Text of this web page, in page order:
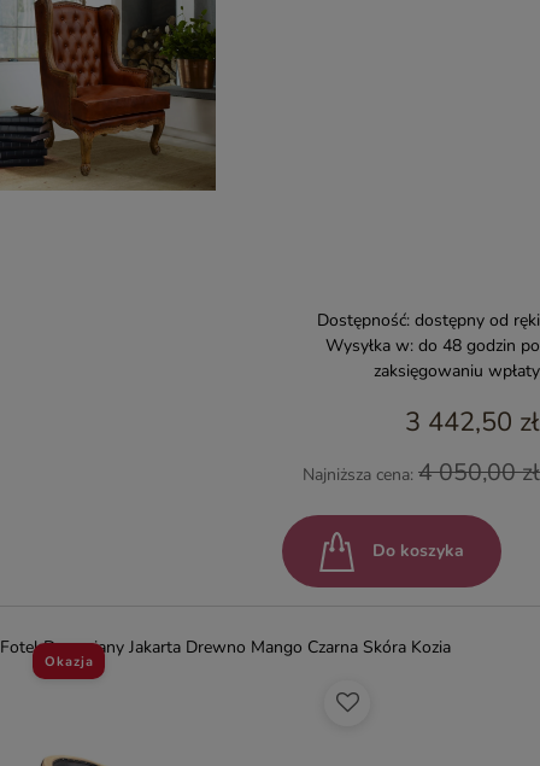
Dostępność: dostępny od ręki
Wysyłka w: do 48 godzin po
zaksięgowaniu wpłaty
3 442,50 zł
Najniższa cena: 4 050,00 zł
Do koszyka
Fotel Drewniany Jakarta Drewno Mango Czarna Skóra Kozia
Okazja